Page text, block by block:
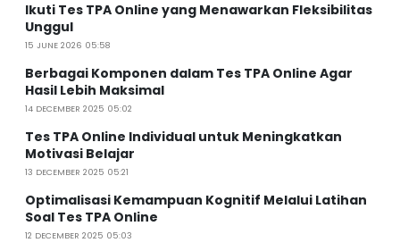
Ikuti Tes TPA Online yang Menawarkan Fleksibilitas
Unggul
15 JUNE 2026 05:58
Berbagai Komponen dalam Tes TPA Online Agar
Hasil Lebih Maksimal
14 DECEMBER 2025 05:02
Tes TPA Online Individual untuk Meningkatkan
Motivasi Belajar
13 DECEMBER 2025 05:21
Optimalisasi Kemampuan Kognitif Melalui Latihan
Soal Tes TPA Online
12 DECEMBER 2025 05:03